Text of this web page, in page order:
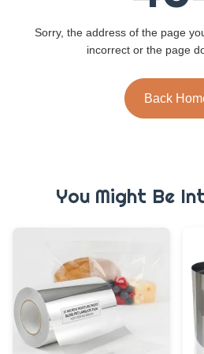
Sorry, the address of the page
incorrect or the page
Back
You Might Be